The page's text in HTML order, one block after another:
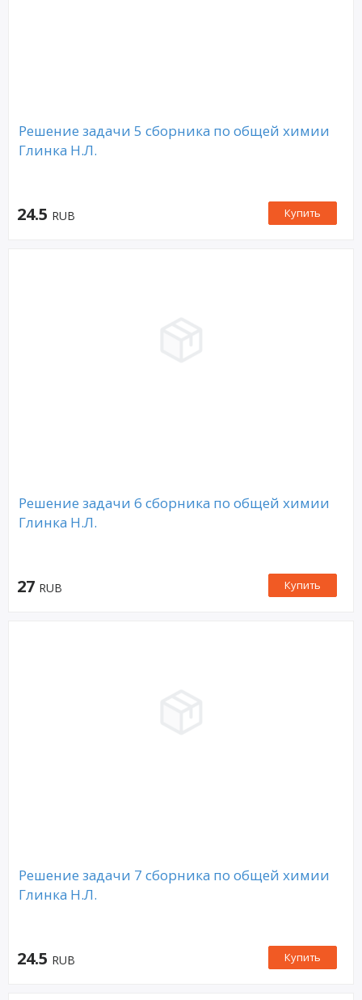
Решение задачи 5 сборника по общей химии
Глинка Н.Л.
24.5 RUB Купить
Решение задачи 6 сборника по общей химии
Глинка Н.Л.
27 RUB Купить
Решение задачи 7 сборника по общей химии
Глинка Н.Л.
24.5 RUB Купить